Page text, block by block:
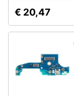
€ 20,47